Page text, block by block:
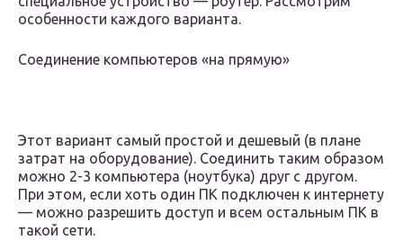
особенности каждого варианта.
Соединение компьютеров «на прямую»
Этот вариант самый простой и дешевый (в плане
затрат на оборудование). Соединить таким образом
можно 2-3 компьютера (ноутбука) друг с другом.
При этом, если хоть один ПК подключен к интернету
— можно разрешить доступ и всем остальным ПК в
такой сети.